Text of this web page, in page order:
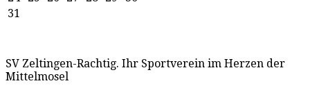
31
SV Zeltingen-Rachtig. Ihr Sportverein im Herzen der
Mittelmosel